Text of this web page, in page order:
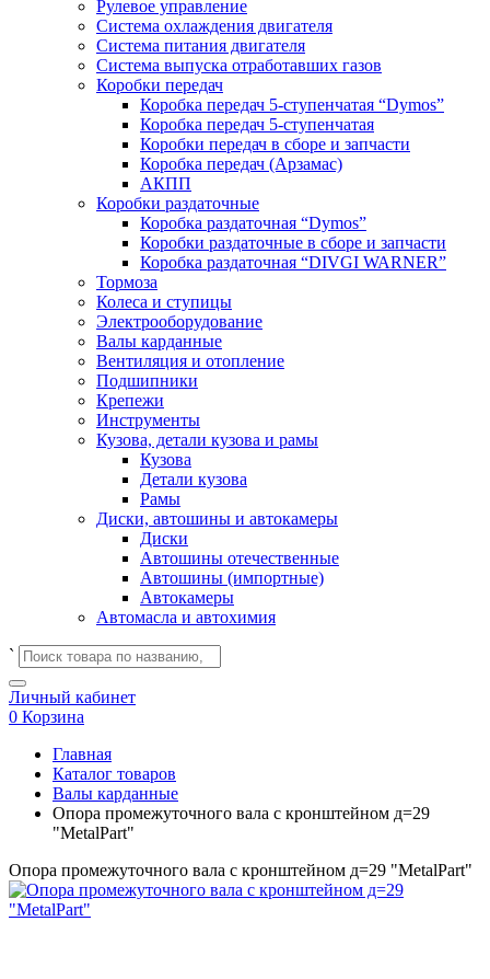
Рулевое управление
Система охлаждения двигателя
Система питания двигателя
Система выпуска отработавших газов
Коробки передач
Коробка передач 5-ступенчатая “Dymos”
Коробка передач 5-ступенчатая
Коробки передач в сборе и запчасти
Коробка передач (Арзамас)
АКПП
Коробки раздаточные
Коробка раздаточная “Dymos”
Коробки раздаточные в сборе и запчасти
Коробка раздаточная “DIVGI WARNER”
Тормоза
Колеса и ступицы
Электрооборудование
Валы карданные
Вентиляция и отопление
Подшипники
Крепежи
Инструменты
Кузова, детали кузова и рамы
Кузова
Детали кузова
Рамы
Диски, автошины и автокамеры
Диски
Автошины отечественные
Автошины (импортные)
Автокамеры
Автомасла и автохимия
`
Личный кабинет
0 Корзина
Главная
Каталог товаров
Валы карданные
Опора промежуточного вала с кронштейном д=29
"MetalPart"
Опора промежуточного вала с кронштейном д=29 "MetalPart"